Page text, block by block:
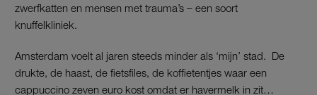
zwerfkatten en mensen met trauma’s – een soort
knuffelkliniek.
Amsterdam voelt al jaren steeds minder als ‘mijn’ stad. De
drukte, de haast, de fietsfiles, de koffietentjes waar een
cappuccino zeven euro kost omdat er havermelk in zit…